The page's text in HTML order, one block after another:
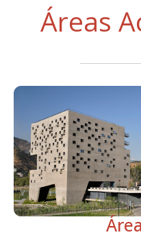
Áreas